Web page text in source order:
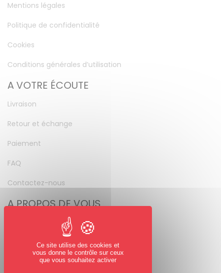
Mentions légales
Politique de confidentialité
Cookies
Conditions générales d’utilisation
A VOTRE ÉCOUTE
Livraison
Retour et échange
Paiement
FAQ
Contactez-nous
A PROPOS DE VOUS
Mot de passe perdu
NOUS SUIVRE
Ce site utilise des cookies et
vous donne le contrôle sur ceux
que vous souhaitez activer